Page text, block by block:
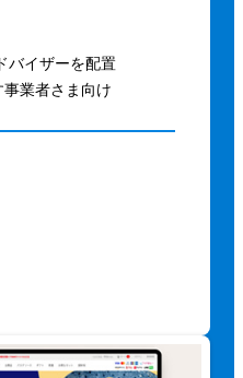
バイザーを配置
業者さま向け